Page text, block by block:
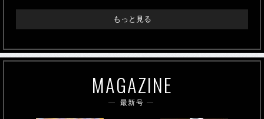
もっと見る
MAGAZINE
最新号